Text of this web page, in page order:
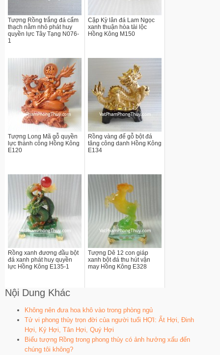
Tượng Rồng trắng đá cẩm
thạch nằm nhỏ phát huy
quyền lực Tây Tạng N076-
1
Cặp Kỳ lân đá Lam Ngọc
xanh thuận hòa tài lộc
Hồng Kông M150
Tượng Long Mã gỗ quyền
lực thành công Hồng Kông
E120
Rồng vàng đế gỗ bột đá
tăng công danh Hồng Kông
E134
Rồng xanh đương đầu bột
đá xanh phát huy quyền
lực Hồng Kông E135-1
Tượng Dê 12 con giáp
xanh bột đá thu hút vận
may Hồng Kông E328
Nội Dung Khác
Không nên đưa hoa khô vào trong phòng ngủ
Tử vi phong thủy trọn đời của người tuổi HỢI: Ất Hợi, Đinh
Hợi, Kỷ Hợi, Tân Hợi, Quý Hợi
Biểu tượng Rồng trong phong thủy có ảnh hưởng xấu đến
chúng tôi không?